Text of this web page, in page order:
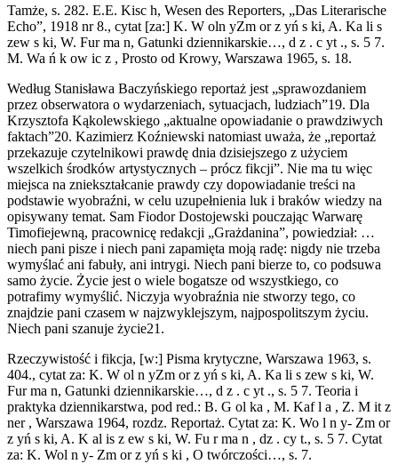
Tamże, s. 282. E.E. Kisc h, Wesen des Reporters, „Das Literarische
Echo”, 1918 nr 8., cytat [za:] K. W oln yZm or z yń s ki, A. Ka li s
zew s ki, W. Fur ma n, Gatunki dziennikarskie…, d z . c yt ., s. 5 7.
M. Wa ń k ow ic z , Prosto od Krowy, Warszawa 1965, s. 18.
Według Stanisława Baczyńskiego reportaż jest „sprawozdaniem
przez obserwatora o wydarzeniach, sytuacjach, ludziach”19. Dla
Krzysztofa Kąkolewskiego „aktualne opowiadanie o prawdziwych
faktach”20. Kazimierz Koźniewski natomiast uważa, że „reportaż
przekazuje czytelnikowi prawdę dnia dzisiejszego z użyciem
wszelkich środków artystycznych – prócz fikcji”. Nie ma tu więc
miejsca na zniekształcanie prawdy czy dopowiadanie treści na
podstawie wyobraźni, w celu uzupełnienia luk i braków wiedzy na
opisywany temat. Sam Fiodor Dostojewski pouczając Warwarę
Timofiejewną, pracownicę redakcji „Grażdanina”, powiedział: …
niech pani pisze i niech pani zapamięta moją radę: nigdy nie trzeba
wymyślać ani fabuły, ani intrygi. Niech pani bierze to, co podsuwa
samo życie. Życie jest o wiele bogatsze od wszystkiego, co
potrafimy wymyślić. Niczyja wyobraźnia nie stworzy tego, co
znajdzie pani czasem w najzwyklejszym, najpospolitszym życiu.
Niech pani szanuje życie21.
Rzeczywistość i fikcja, [w:] Pisma krytyczne, Warszawa 1963, s.
404., cytat za: K. W ol n yZm or z yń s ki, A. Ka li s zew s ki, W.
Fur ma n, Gatunki dziennikarskie…, d z . c yt ., s. 5 7. Teoria i
praktyka dziennikarstwa, pod red.: B. G ol ka , M. Kaf l a , Z. M it z
ner , Warszawa 1964, rozdz. Reportaż. Cytat za: K. Wo l n y- Zm or
z yń s ki, A. K al is z ew s ki, W. Fu r ma n , dz . cy t., s. 5 7. Cytat
za: K. Wol n y- Zm or z yń s ki , O twórczości…, s. 7.